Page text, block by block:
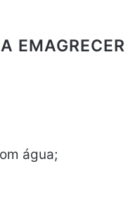
EMAGRECER
água;